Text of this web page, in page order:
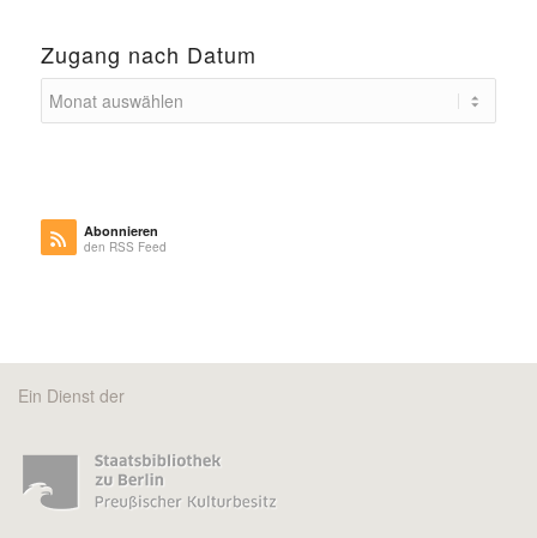
Zugang nach Datum
Abonnieren
den RSS Feed
Ein Dienst der